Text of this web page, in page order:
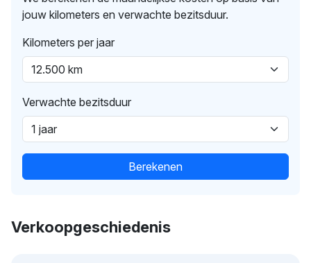
jouw kilometers en verwachte bezitsduur.
Kilometers per jaar
Verwachte bezitsduur
Berekenen
Verkoopgeschiedenis